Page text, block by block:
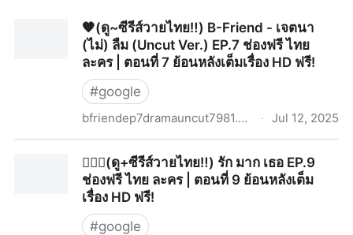
🧡(ดู~ซีรีส์วายไทย‼️) B-Friend - เจตนา
(ไม่) ลืม (Uncut Ver.) EP.7 ช่องฟรี ไทย
ละคร | ตอนที่ 7 ย้อนหลังเต็มเรื่อง HD ฟรี!
#google
bfriendep7dramauncut7981.graphy.com · Jul 12, 2025
Ver.) EP.7 ช่องฟรี ไทย ละคร | ตอนที่ 7 ย้อนหลังเต็มเรื่อง
👩‍❤️‍👨(ดู+ซีรีส์วายไทย‼️) รัก มาก เธอ EP.9
ช่องฟรี ไทย ละคร | ตอนที่ 9 ย้อนหลังเต็ม
เรื่อง HD ฟรี!
#google